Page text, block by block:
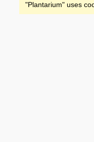
"Plantarium" uses